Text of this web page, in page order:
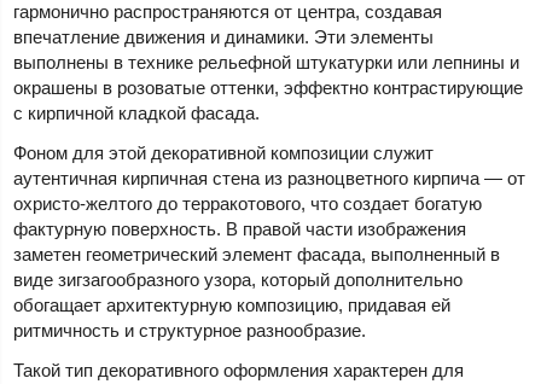
гармонично распространяются от центра, создавая
впечатление движения и динамики. Эти элементы
выполнены в технике рельефной штукатурки или лепнины и
окрашены в розоватые оттенки, эффектно контрастирующие
с кирпичной кладкой фасада.
Фоном для этой декоративной композиции служит
аутентичная кирпичная стена из разноцветного кирпича — от
охристо-желтого до терракотового, что создает богатую
фактурную поверхность. В правой части изображения
заметен геометрический элемент фасада, выполненный в
виде зигзагообразного узора, который дополнительно
обогащает архитектурную композицию, придавая ей
ритмичность и структурное разнообразие.
Такой тип декоративного оформления характерен для